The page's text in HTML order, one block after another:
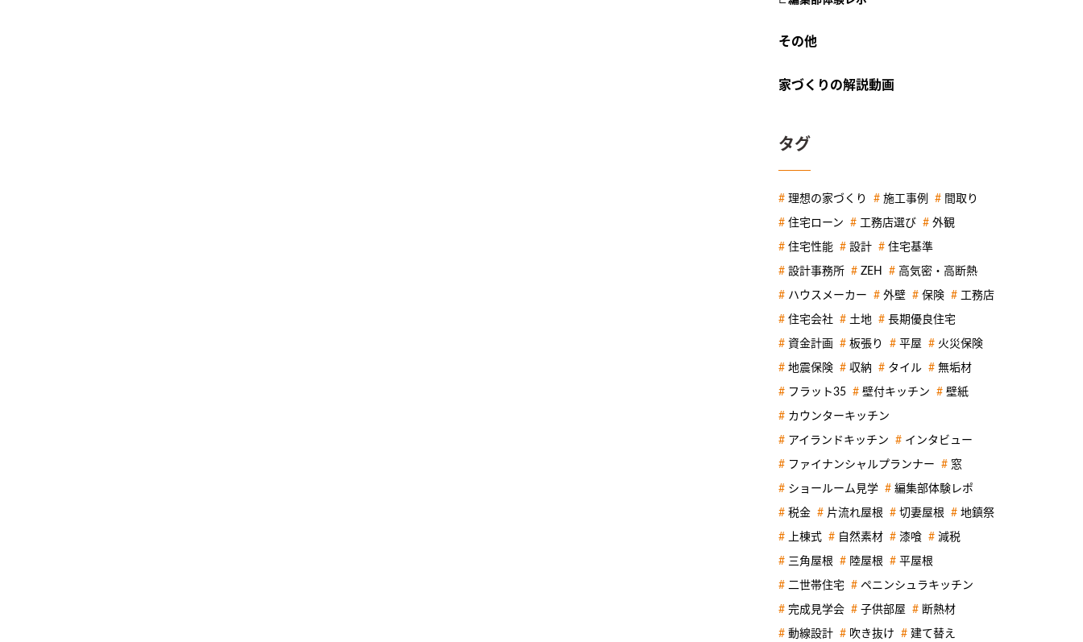
その他
家づくりの解説動画
タグ
理想の家づくり 施工事例 間取り
住宅ローン 工務店選び 外観
住宅性能 設計 住宅基準
設計事務所 ZEH 高気密・高断熱
ハウスメーカー 外壁 保険 工務店
住宅会社 土地 長期優良住宅
資金計画 板張り 平屋 火災保険
地震保険 収納 タイル 無垢材
フラット35 壁付キッチン 壁紙
カウンターキッチン
アイランドキッチン インタビュー
ファイナンシャルプランナー 窓
ショールーム見学 編集部体験レポ
税金 片流れ屋根 切妻屋根 地鎮祭
上棟式 自然素材 漆喰 減税
三角屋根 陸屋根 平屋根
二世帯住宅 ペニンシュラキッチン
完成見学会 子供部屋 断熱材
動線設計 吹き抜け 建て替え